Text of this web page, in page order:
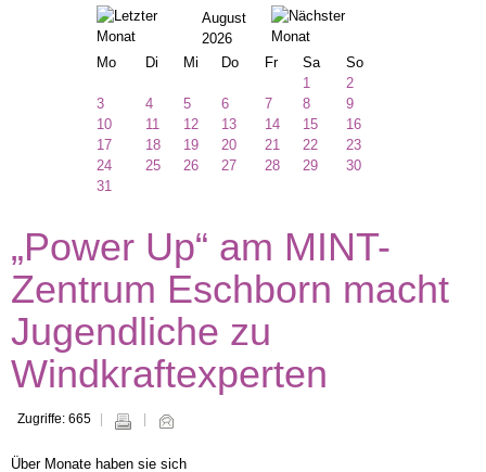
August
2026
Mo
Di Mi Do Fr Sa
So
1
2
3
4 5 6 7 8
9
10
11 12 13 14 15
16
17
18 19 20 21 22
23
24
25 26 27 28 29
30
31
„Power Up“ am MINT-
Zentrum Eschborn macht
Jugendliche zu
Windkraftexperten
Zugriffe: 665
Über Monate haben sie sich